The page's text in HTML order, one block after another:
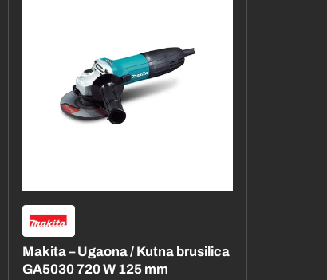
Makita – Ugaona / Kutna brusilica
GA5030 720 W 125 mm